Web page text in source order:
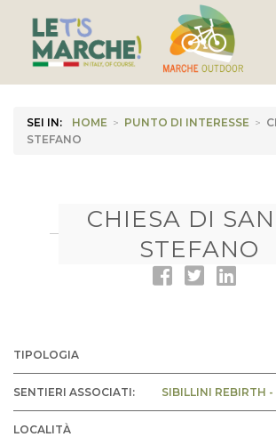
SEI IN: HOME > PUNTO DI INTERESSE >
STEFANO
CHIESA DI
STEFANO
TIPOLOGIA
SENTIERI ASSOCIATI: SIBILLINI REBIRTH
LOCALITÀ